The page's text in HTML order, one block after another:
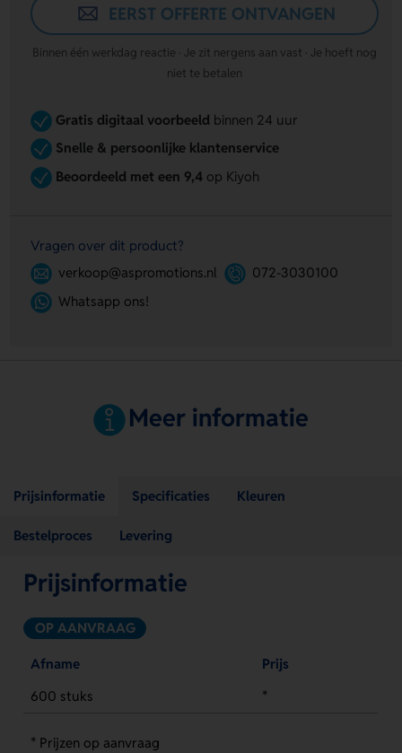
EERST OFFERTE ONTVANGEN
Binnen één werkdag reactie · Je zit nergens aan vast · Je hoeft nog
niet te betalen
Gratis digitaal voorbeeldbinnen 24 uur
Snelle & persoonlijke klantenservice
Beoordeeld met een 9,4op Kiyoh
Vragen over dit product?
verkoop@aspromotions.nl
072-3030100
Whatsapp ons!
Meer informatie
Prijsinformatie Specificaties Kleuren
Bestelproces Levering
Prijsinformatie
OP AANVRAAG
Afname
Prijs
600 stuks
*
* Prijzen op aanvraag